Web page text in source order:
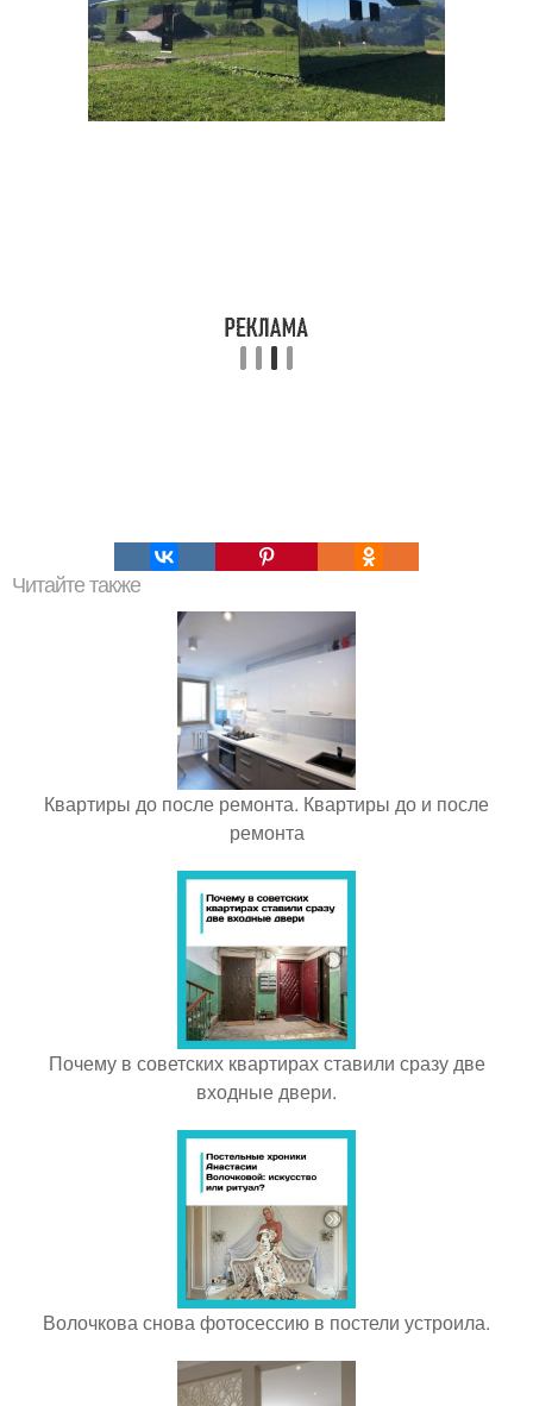
Читайте также
Квартиры до после ремонта. Квартиры до и после
ремонта
Почему в советских квартирах ставили сразу две
входные двери.
Волочкова снова фотосессию в постели устроила.